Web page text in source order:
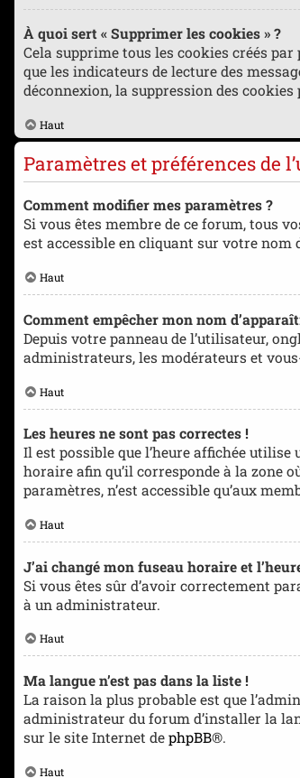
À quoi sert « Supprimer les cookies » ?
Cela supprime tous les cookies créés
que les indicateurs de lecture des
déconnexion, la suppression des
Haut
Paramètres et préférences de
Comment modifier mes paramètres ?
Si vous êtes membre de ce forum, tous
est accessible en cliquant sur votre nom
Haut
Comment empêcher mon nom
Depuis votre panneau de l’utilisateur,
administrateurs, les modérateurs et
Haut
Les heures ne sont pas correctes !
Il est possible que l’heure affichée utilise
horaire afin qu’il corresponde à la zone
paramètres, n’est accessible qu’aux
Haut
J’ai changé mon fuseau horaire et
Si vous êtes sûr d’avoir correctement
à un administrateur.
Haut
Ma langue n’est pas dans la liste !
La raison la plus probable est que
administrateur du forum d’installer la
sur le site Internet de phpBB®.
Haut